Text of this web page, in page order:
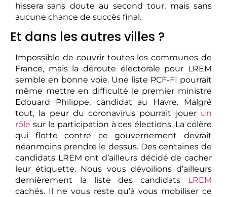
hissera sans doute au second tour, mais sans
aucune chance de succès final.
Et dans les autres villes ?
Impossible de couvrir toutes les communes de
France, mais la déroute électorale pour LREM
semble en bonne voie. Une liste PCF-FI pourrait
même mettre en difficulté le premier ministre
Edouard Philippe, candidat au Havre. Malgré
tout, la peur du coronavirus pourrait jouer un
rôle sur la participation à ces élections. La colère
qui flotte contre ce gouvernement devrait
néanmoins prendre le dessus. Des centaines de
candidats LREM ont d’ailleurs décidé de cacher
leur étiquette. Nous vous dévoilions d’ailleurs
dernièrement la liste des candidats LREM
cachés. Il ne vous reste qu’à vous mobiliser ce